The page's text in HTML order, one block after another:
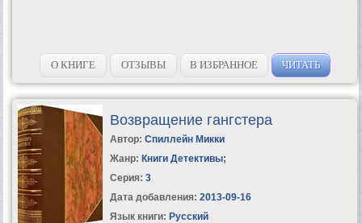
О КНИГЕ ОТЗЫВЫ В ИЗБРАННОЕ ЧИТАТЬ
Возвращение гангстера
Автор: Спиллейн Микки
Жанр: Книги Детективы;
Серия: 3
Дата добавления: 2013-09-16
Язык книги: Русский